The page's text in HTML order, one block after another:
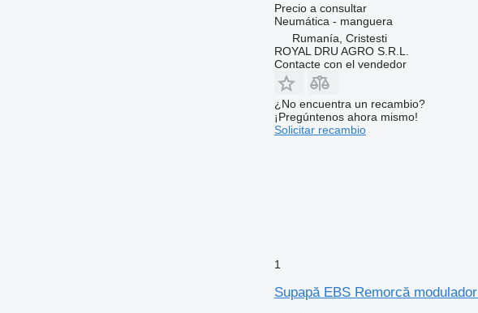
Precio a consultar
Neumática - manguera
Rumanía, Cristesti
ROYAL DRU AGRO S.R.L.
Contacte con el vendedor
¿No encuentra un recambio?
¡Pregúntenos ahora mismo!
Solicitar recambio
1
Supapă EBS Remorcă